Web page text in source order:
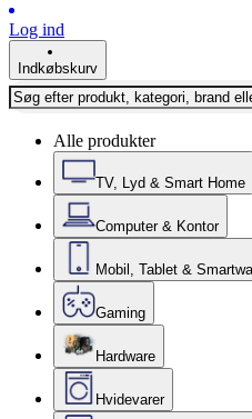
Log ind
Indkøbskurv
Alle produkter
TV, Lyd & Smart Home
Computer & Kontor
Mobil, Tablet &
Gaming
Hardware
Hvidevarer